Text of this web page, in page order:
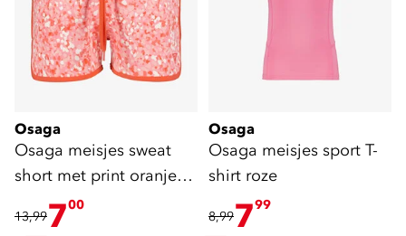
Osaga
Osaga meisjes sweat
short met print oranje
13,99700
Osaga
Osaga meisjes sport T-
shirt roze
8,99799